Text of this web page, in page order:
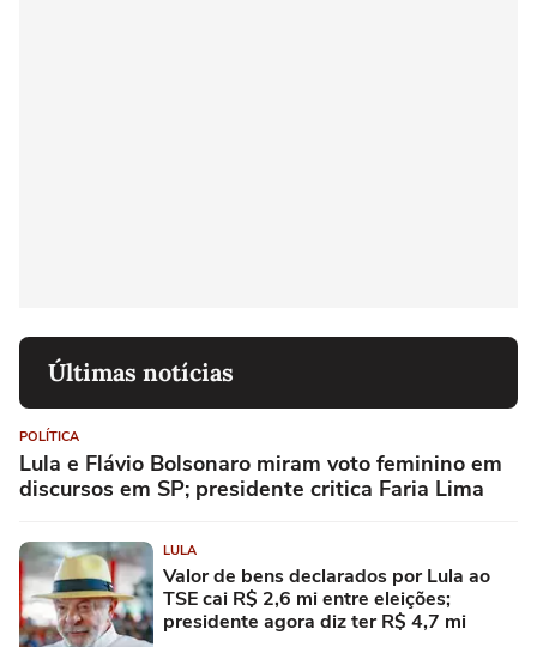
Últimas notícias
POLÍTICA
Lula e Flávio Bolsonaro miram voto feminino em
discursos em SP; presidente critica Faria Lima
LULA
Valor de bens declarados por Lula ao
TSE cai R$ 2,6 mi entre eleições;
presidente agora diz ter R$ 4,7 mi